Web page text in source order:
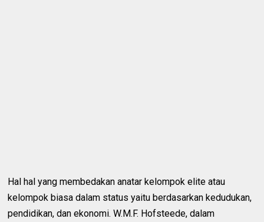
Hal hal yang membedakan anatar kelompok elite atau
kelompok biasa dalam status yaitu berdasarkan kedudukan,
pendidikan, dan ekonomi. W.M.F. Hofsteede, dalam